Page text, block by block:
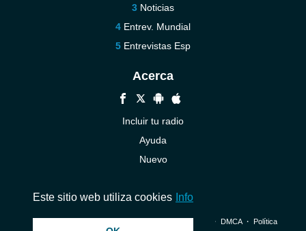
Noticias
Entrev. Mundial
Entrevistas Esp
Acerca
Incluir tu radio
Ayuda
Nuevo
© 2026 InstantAudio. Reservados todos los derechos. ・ DMCA・ Política
Este sitio web utiliza cookies Info